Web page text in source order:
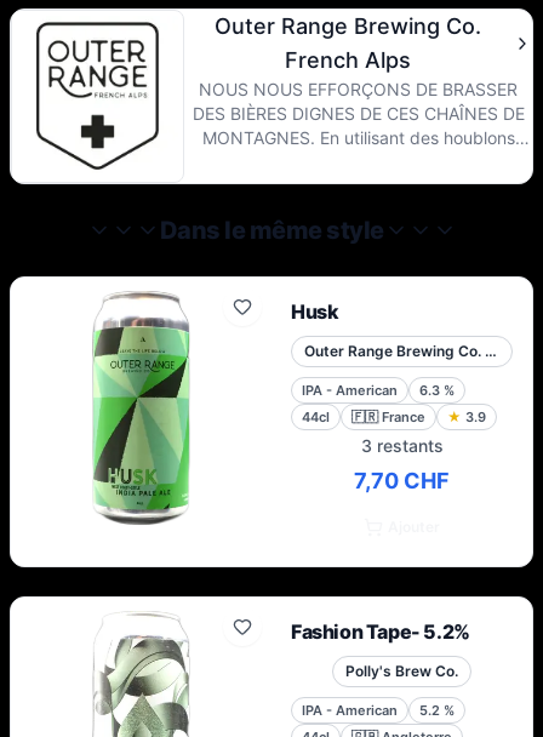
Outer Range Brewing Co.
French Alps
NOUS NOUS EFFORÇONS DE BRASSER
DES BIÈRES DIGNES DE CES CHAÎNES DE
MONTAGNES. En utilisant des houblons
haute qualité et des levures aux profils
transporte dans la beauté sauvage des
françaises.
Dans le même style
Husk
Outer Range Brewing Co. French Alps
IPA - American 6.3 %
44cl
🇫🇷 France ★ 3.9
3 restants
7,70 CHF
Fashion Tape- 5.2%
Polly's Brew Co.
IPA - American 5.2 %